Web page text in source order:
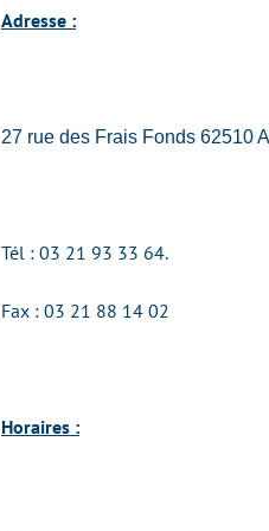
Adresse :
27 rue des Frais Fonds 62510
Tél : 03 21 93 33 64.
Fax : 03 21 88 14 02
Horaires :